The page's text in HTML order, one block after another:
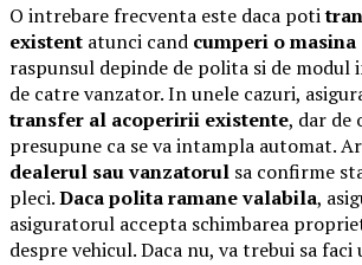
O intrebare frecventa este daca poti
existent atunci cand cumperi o
raspunsul depinde de polita si de modul
de catre vanzator. In unele cazuri,
transfer al acoperirii existente, dar de
presupune ca se va intampla automat.
dealerul sau vanzatorul sa confirme
pleci.Daca polita ramane valabila,
asiguratorul accepta schimbarea
despre vehicul. Daca nu, va trebui sa faci